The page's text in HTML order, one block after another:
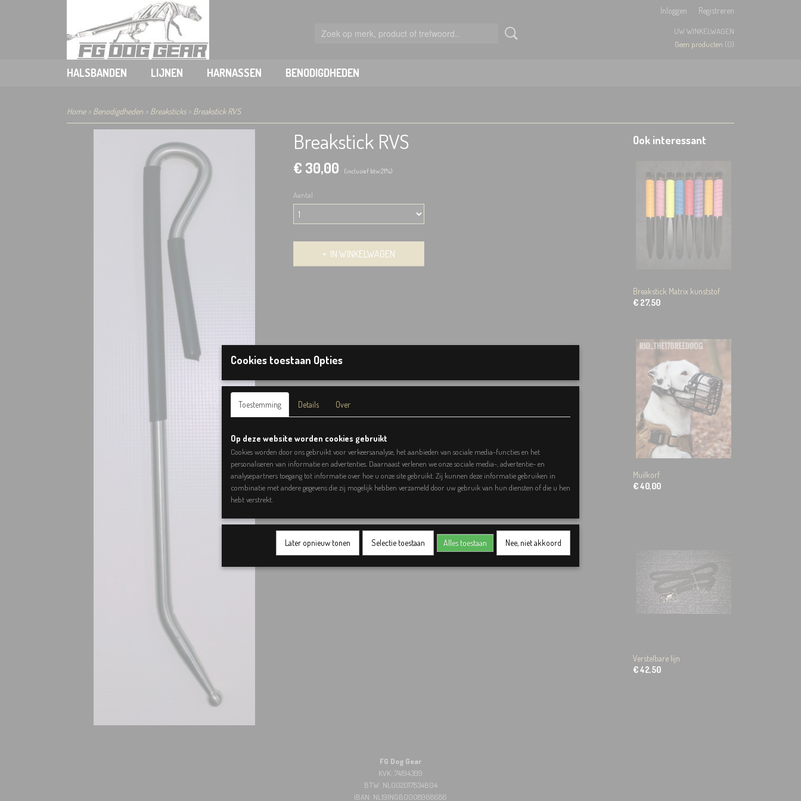
Inloggen Registreren
UW WINKELWAGEN
Geen producten (0)
HALSBANDEN LIJNEN HARNASSEN BENODIGDHEDEN
Home> Benodigdheden > Breaksticks> Breakstick RVS
Breakstick RVS
€ 30,00 (inclusief btw 21%)
Aantal
IN WINKELWAGEN
Ook interessant
Breakstick Matrix kunststof
€ 27,50
Muilkorf
€ 40,00
Verstelbare lijn
€ 42,50
FG Dog Gear
KVK: 74194399
BTW: NL002017834B04
IBAN: NL19INGB0008968686
Cookies toestaan Opties
Toestemming Details Over
Op deze website worden cookies gebruikt
Cookies worden door ons gebruikt voor verkeersanalyse, het aanbieden van sociale media-functies en het
personaliseren van informatie en advertenties. Daarnaast verlenen we onze sociale media-, advertentie- en
analysepartners toegang tot informatie over hoe u onze site gebruikt. Zij kunnen deze informatie gebruiken in
combinatie met andere gegevens die zij mogelijk hebben verzameld door uw gebruik van hun diensten of die u hen
hebt verstrekt.
Later opnieuw tonen Selectie toestaan Alles toestaan Nee, niet akkoord